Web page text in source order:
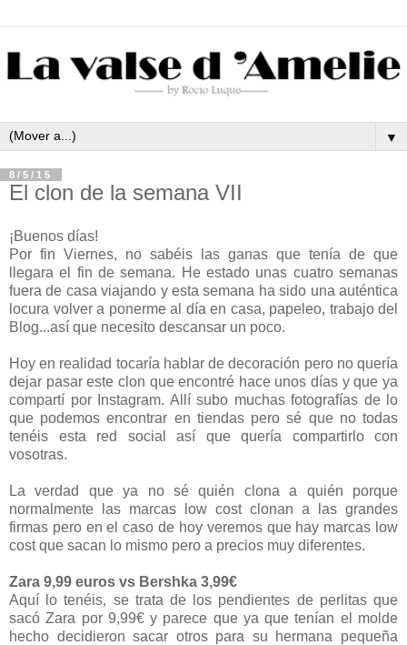
▼
8/5/15
El clon de la semana VII
¡Buenos días!
Por fin Viernes, no sabéis las ganas que tenía de que
llegara el fin de semana. He estado unas cuatro semanas
fuera de casa viajando y esta semana ha sido una auténtica
locura volver a ponerme al día en casa, papeleo, trabajo del
Blog...así que necesito descansar un poco.
Hoy en realidad tocaría hablar de decoración pero no quería
dejar pasar este clon que encontré hace unos días y que ya
compartí por Instagram. Allí subo muchas fotografías de lo
que podemos encontrar en tiendas pero sé que no todas
tenéis esta red social así que quería compartirlo con
vosotras.
La verdad que ya no sé quién clona a quién porque
normalmente las marcas low cost clonan a las grandes
firmas pero en el caso de hoy veremos que hay marcas low
cost que sacan lo mismo pero a precios muy diferentes.
Zara 9,99 euros vs Bershka 3,99€
Aquí lo tenéis, se trata de los pendientes de perlitas que
sacó Zara por 9,99€ y parece que ya que tenían el molde
hecho decidieron sacar otros para su hermana pequeña